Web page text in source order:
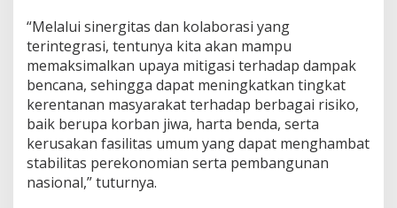
“Melalui sinergitas dan kolaborasi yang
terintegrasi, tentunya kita akan mampu
memaksimalkan upaya mitigasi terhadap dampak
bencana, sehingga dapat meningkatkan tingkat
kerentanan masyarakat terhadap berbagai risiko,
baik berupa korban jiwa, harta benda, serta
kerusakan fasilitas umum yang dapat menghambat
stabilitas perekonomian serta pembangunan
nasional,” tuturnya.